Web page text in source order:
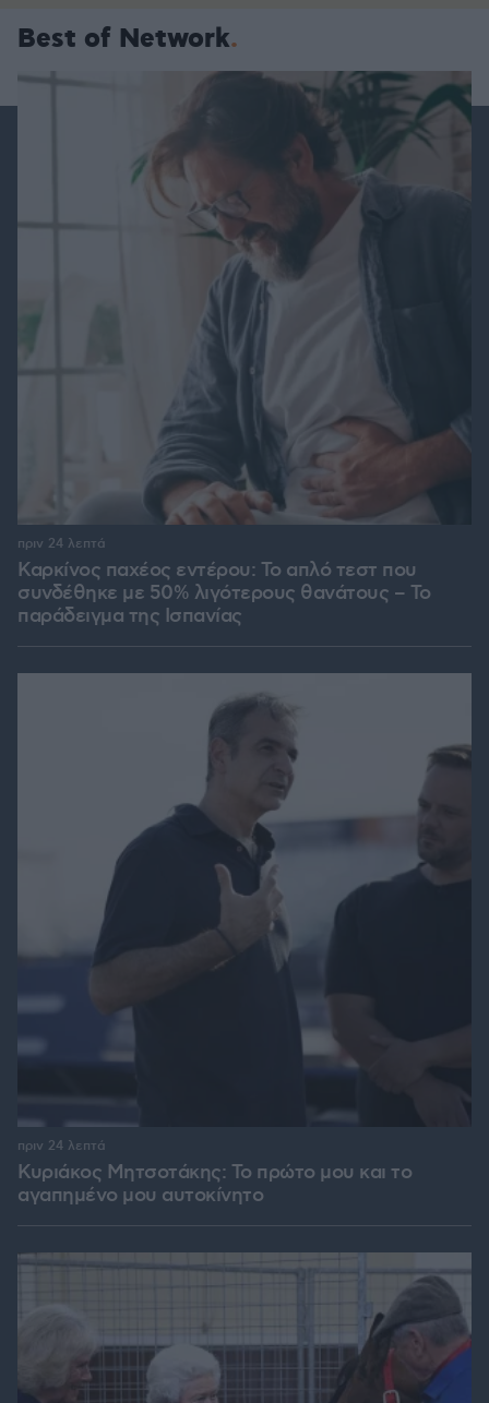
Best of Network
Καρκίνος παχέος εντέρου: Το απλό τεστ που
συνδέθηκε με 50% λιγότερους θανάτους – Το
παράδειγμα της Ισπανίας
πριν 24 λεπτά
Κυριάκος Μητσοτάκης: Το πρώτο μου και το
αγαπημένο μου αυτοκίνητο
πριν 24 λεπτά